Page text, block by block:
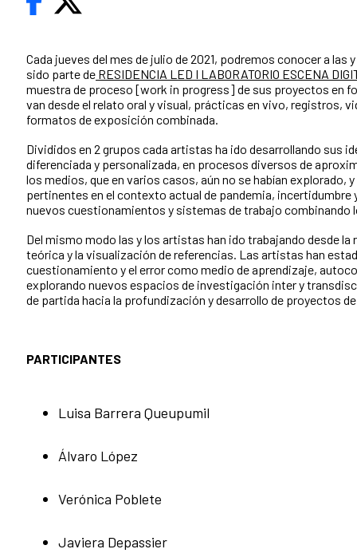
Cada jueves del mes de julio de 2021, podremos conocer a las
sido parte de RESIDENCIA LED I LABORATORIO ESCENA
muestra de proceso [work in progress] de sus proyectos en
van desde el relato oral y visual, prácticas en vivo, registros,
formatos de exposición combinada.
Divididos en 2 grupos cada artistas ha ido desarrollando sus
diferenciada y personalizada, en procesos diversos de
los medios, que en varios casos, aún no se habían explorado,
pertinentes en el contexto actual de pandemia, incertidumbre
nuevos cuestionamientos y sistemas de trabajo combinando
Del mismo modo las y los artistas han ido trabajando desde
teórica y la visualización de referencias. Las artistas han
cuestionamiento y el error como medio de aprendizaje,
explorando nuevos espacios de investigación inter y
de partida hacia la profundización y desarrollo de proyectos
PARTICIPANTES
Luisa Barrera Queupumil
Álvaro López
Verónica Poblete
Javiera Depassier